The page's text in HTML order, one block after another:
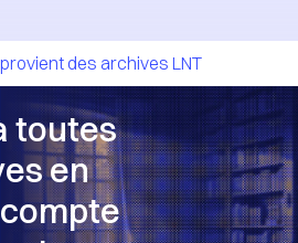
des archives LNT
toutes
en